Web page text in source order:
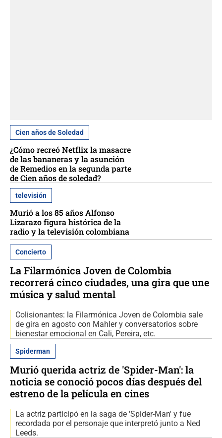
Cien años de Soledad
¿Cómo recreó Netflix la masacre
de las bananeras y la asunción
de Remedios en la segunda parte
de Cien años de soledad?
televisión
Murió a los 85 años Alfonso
Lizarazo figura histórica de la
radio y la televisión colombiana
Concierto
La Filarmónica Joven de Colombia
recorrerá cinco ciudades, una gira que une
música y salud mental
Colisionantes: la Filarmónica Joven de Colombia sale
de gira en agosto con Mahler y conversatorios sobre
bienestar emocional en Cali, Pereira, etc.
Spiderman
Murió querida actriz de 'Spider-Man': la
noticia se conoció pocos días después del
estreno de la película en cines
La actriz participó en la saga de 'Spider-Man' y fue
recordada por el personaje que interpretó junto a Ned
Leeds.